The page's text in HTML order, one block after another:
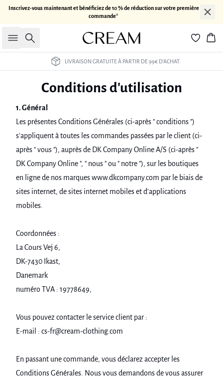
Inscrivez-vous maintenant et bénéficiez de 10 % de réduction sur votre première
commande*
Rechercher
LIVRAISON GRATUITE À PARTIR DE 99€ D’ACHAT.
Conditions d'utilisation
1. Général
Les présentes Conditions Générales (ci-après " conditions ")
s'appliquent à toutes les commandes passées par le client (ci-
après " vous "), auprès de DK Company Online A/S (ci-après "
DK Company Online ", " nous " ou " notre "), sur les boutiques
en ligne de nos marques www.dkcompany.com par le biais de
sites internet, de sites internet mobiles et d'applications
mobiles.
Coordonnées :
La Cours Vej 6,
DK-7430 Ikast,
Danemark
numéro TVA : 19778649,
Vous pouvez contacter le service client par :
E-mail : cs-fr@cream-clothing.com
En passant une commande, vous déclarez accepter les
Conditions Générales. Nous vous demandons de vous assurer